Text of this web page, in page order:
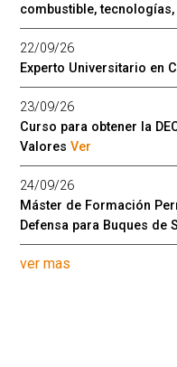
combustible,
22/09/26
Experto Universitario en
23/09/26
Curso para obtener la
ValoresVer
24/09/26
Máster de Formación
Defensa para Buques de
ver mas